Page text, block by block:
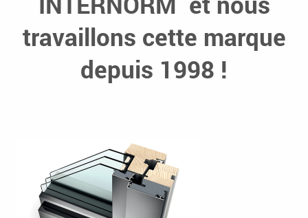
travaillons cette marque
depuis 1998 !